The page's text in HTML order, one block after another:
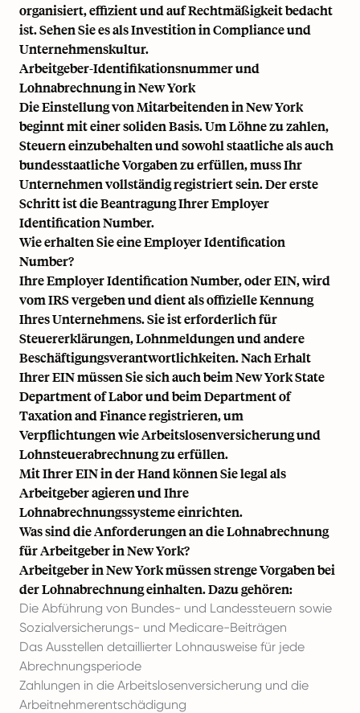
organisiert, effizient und auf Rechtmäßigkeit bedacht
ist. Sehen Sie es als Investition in Compliance und
Unternehmenskultur.
Arbeitgeber-Identifikationsnummer und
Lohnabrechnung in New York
Die Einstellung von Mitarbeitenden in New York
beginnt mit einer soliden Basis. Um Löhne zu zahlen,
Steuern einzubehalten und sowohl staatliche als auch
bundesstaatliche Vorgaben zu erfüllen, muss Ihr
Unternehmen vollständig registriert sein. Der erste
Schritt ist die Beantragung Ihrer Employer
Identification Number.
Wie erhalten Sie eine Employer Identification
Number?
Ihre Employer Identification Number, oder EIN, wird
vom IRS vergeben und dient als offizielle Kennung
Ihres Unternehmens. Sie ist erforderlich für
Steuererklärungen, Lohnmeldungen und andere
Beschäftigungsverantwortlichkeiten. Nach Erhalt
Ihrer EIN müssen Sie sich auch beim New York State
Department of Labor und beim Department of
Taxation and Finance registrieren, um
Verpflichtungen wie Arbeitslosenversicherung und
Lohnsteuerabrechnung zu erfüllen.
Mit Ihrer EIN in der Hand können Sie legal als
Arbeitgeber agieren und Ihre
Lohnabrechnungssysteme einrichten.
Was sind die Anforderungen an die Lohnabrechnung
für Arbeitgeber in New York?
Arbeitgeber in New York müssen strenge Vorgaben bei
der Lohnabrechnung einhalten. Dazu gehören:
Die Abführung von Bundes- und Landessteuern sowie
Sozialversicherungs- und Medicare-Beiträgen
Das Ausstellen detaillierter Lohnausweise für jede
Abrechnungsperiode
Zahlungen in die Arbeitslosenversicherung und die
Arbeitnehmerentschädigung